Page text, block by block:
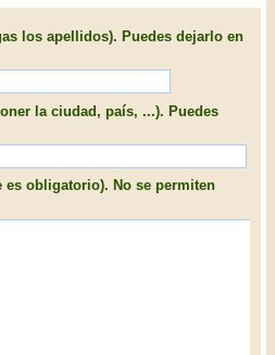
los apellidos). Puedes dejarlo en
la ciudad, país, ...). Puedes
es obligatorio). No se permiten